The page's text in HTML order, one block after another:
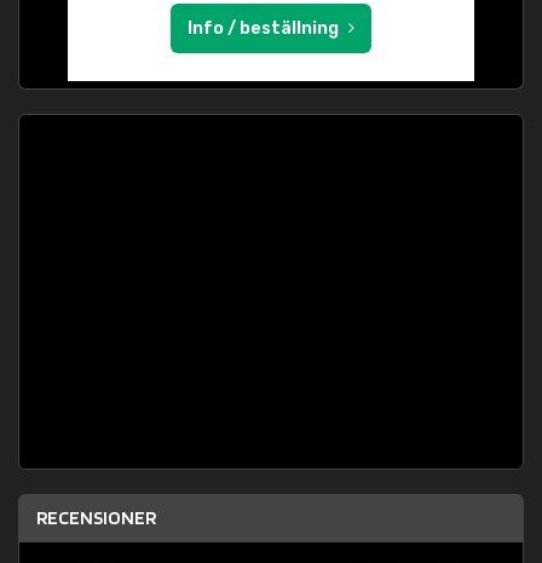
Info / beställning
RECENSIONER